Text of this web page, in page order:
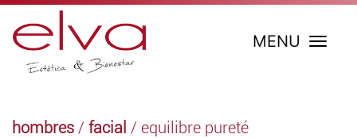
MENU
hombres / facial / equilibre pureté